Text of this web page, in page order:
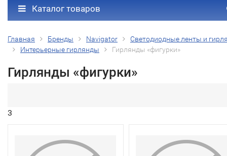
Каталог товаров
Главная Бренды Navigator
Светодиодные ленты и
Интерьерные гирлянды
Гирлянды «фигурки»
Гирлянды «фигурки»
3